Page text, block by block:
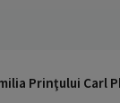
Prinţului Carl